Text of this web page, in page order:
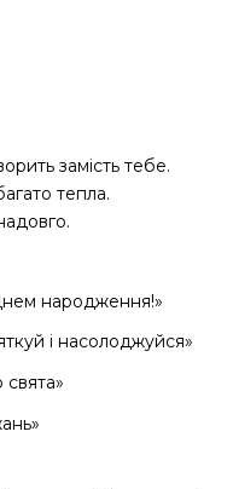
замість тебе.
тепла.
народження!»
і насолоджуйся»